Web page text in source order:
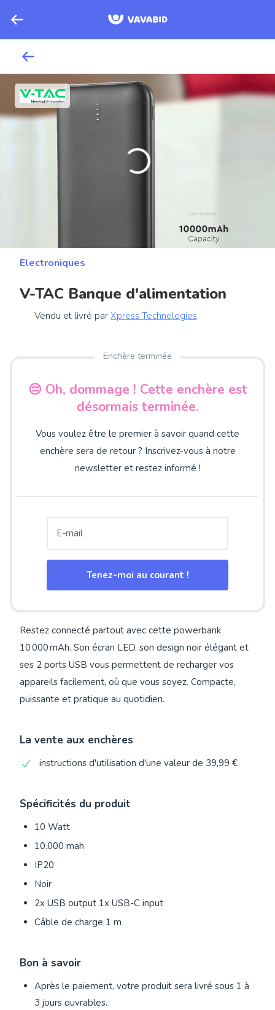
Electroniques
V-TAC Banque d'alimentation
Vendu et livré par Xpress Technologies
Enchère terminée
😔 Oh, dommage ! Cette enchère est
désormais terminée.
Vous voulez être le premier à savoir quand cette
enchère sera de retour ? Inscrivez-vous à notre
newsletter et restez informé !
Tenez-moi au courant !
Restez connecté partout avec cette powerbank
10 000 mAh. Son écran LED, son design noir élégant et
ses 2 ports USB vous permettent de recharger vos
appareils facilement, où que vous soyez. Compacte,
puissante et pratique au quotidien.
La vente aux enchères
instructions d'utilisation d'une valeur de 39,99 €
Spécificités du produit
10 Watt
10.000 mah
IP20
Noir
2x USB output 1x USB-C input
Câble de charge 1 m
Bon à savoir
Après le paiement, votre produit sera livré sous 1 à
3 jours ouvrables.